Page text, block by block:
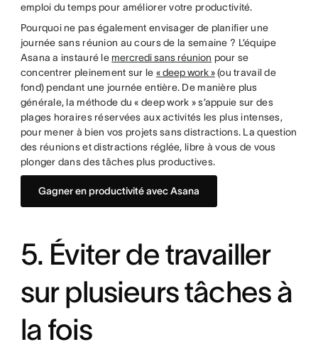
emploi du temps pour améliorer votre productivité.
Pourquoi ne pas également envisager de planifier une
journée sans réunion au cours de la semaine ? L’équipe
Asana a instauré le mercredi sans réunion pour se
concentrer pleinement sur le « deep work »(ou travail de
fond) pendant une journée entière. De manière plus
générale, la méthode du « deep work » s’appuie sur des
plages horaires réservées aux activités les plus intenses,
pour mener à bien vos projets sans distractions. La question
des réunions et distractions réglée, libre à vous de vous
plonger dans des tâches plus productives.
Gagner en productivité avec Asana
5. Éviter de travailler
sur plusieurs tâches à
la fois